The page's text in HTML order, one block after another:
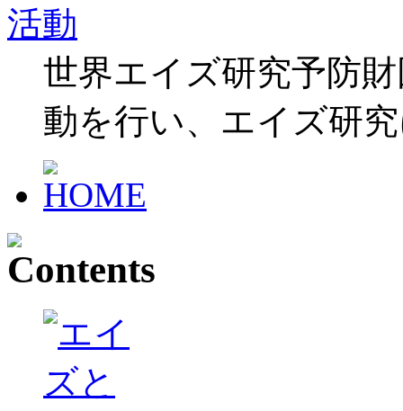
世界エイズ研究予防
動を行い、エイズ研